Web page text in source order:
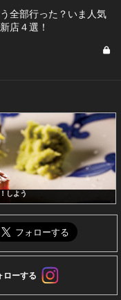
全部行った？いま人気
店４選！
しよう
ーする